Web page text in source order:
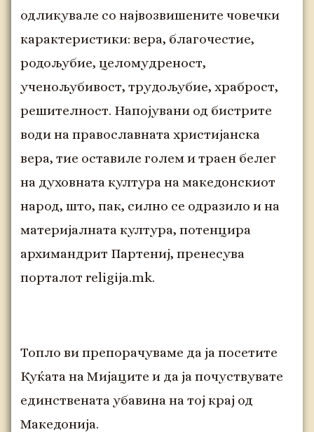
одликувале со највозвишените човечки
карактеристики: вера, благочестие,
родољубие, целомудреност,
ученољубивост, трудољубие, храброст,
решителност. Напојувани од бистрите
води на православната христијанска
вера, тие оставиле голем и траен белег
на духовната култура на македонскиот
народ, што, пак, силно се одразило и на
материјалната култура, потенцира
архимандрит Партениј, пренесува
порталот religija.mk.
Топло ви препорачуваме да ја посетите
Куќата на Мијаците и да ја почуствувате
единствената убавина на тој крај од
Македонија.